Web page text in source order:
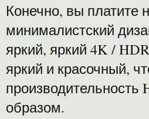
Конечно, вы платите
минималистский
яркий, яркий 4K /
яркий и красочный,
образом.